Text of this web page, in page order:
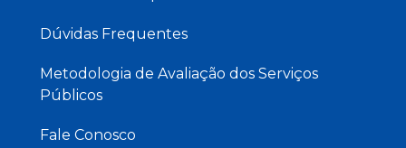
Dúvidas Frequentes
Metodologia de Avaliação dos Serviços
Públicos
Fale Conosco